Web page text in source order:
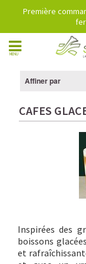
Première
MENU
Affiner par
CAFES
Inspirées des
boissons
et